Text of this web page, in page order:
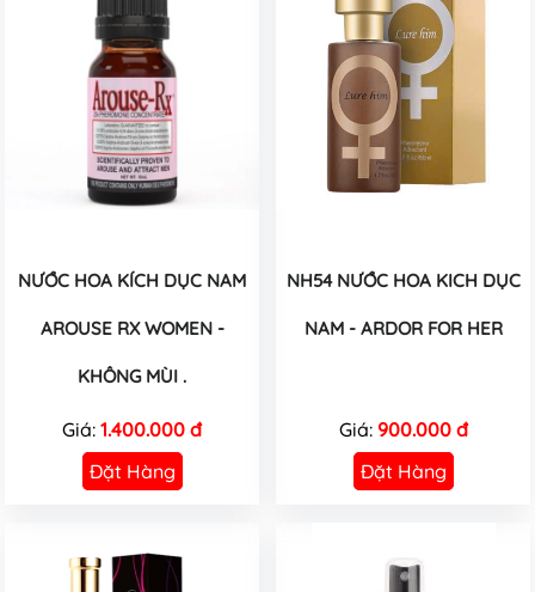
NƯỚC HOA KÍCH DỤC NAM
AROUSE RX WOMEN -
KHÔNG MÙI .
Giá: 1.400.000 đ
Đặt Hàng
NH54 NƯỚC HOA KICH DỤC
NAM - ARDOR FOR HER
Giá: 900.000 đ
Đặt Hàng